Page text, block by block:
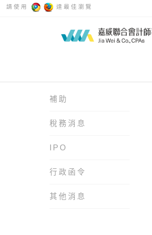
請使用 達最佳瀏覽
補助
稅務消息
IPO
行政函令
其他消息